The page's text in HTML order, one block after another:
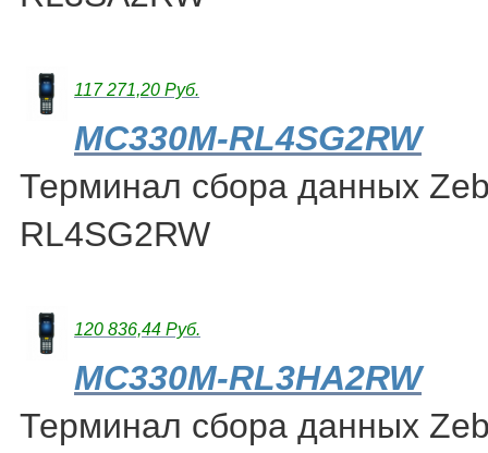
117 271,20 Руб.
MC330M-RL4SG2RW
Терминал сбора данных
RL4SG2RW
120 836,44 Руб.
MC330M-RL3HA2RW
Терминал сбора данных